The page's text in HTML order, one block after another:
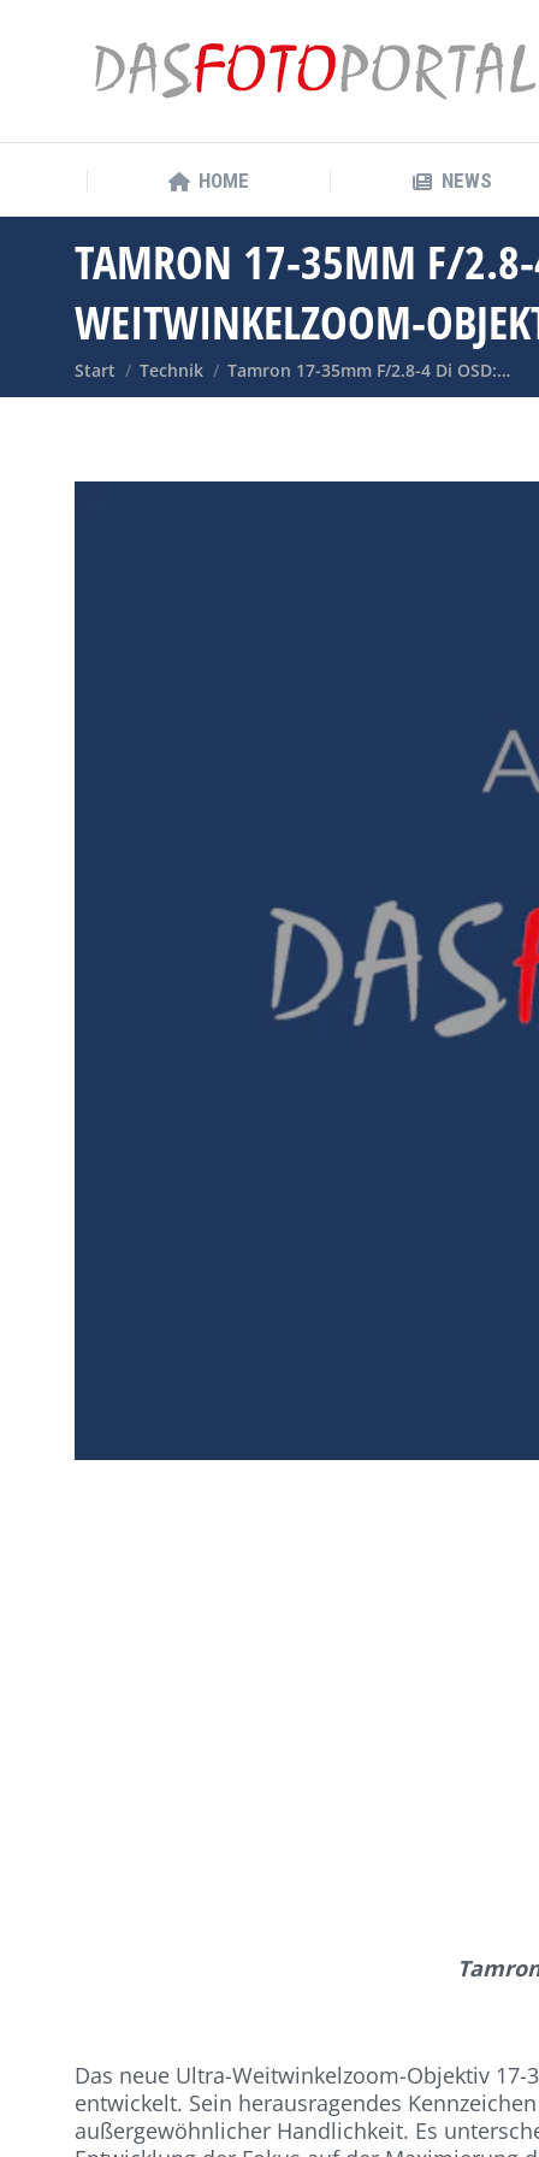
HOME NEWS
TAMRON 17-35MM F/2.8-4
WEITWINKELZOOM-
Sie befinden sich hier:
Start Technik Tamron 17-35mm F/2.8-4 Di OSD:…
Das neue Ultra-Weitwinkelzoom-Objektiv
entwickelt. Sein herausragendes
außergewöhnlicher Handlichkeit. Es
HOME NEWS